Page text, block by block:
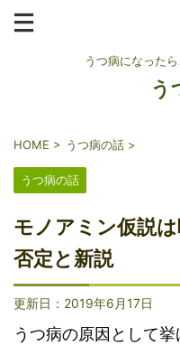
うつ病になった
う
HOME > うつ病の話 >
うつ病の話
モノアミン仮説
否定と新説
更新日： 2019年6月17日
うつ病の原因として